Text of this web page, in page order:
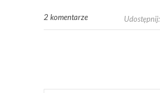
2 komentarze Udostępnij: